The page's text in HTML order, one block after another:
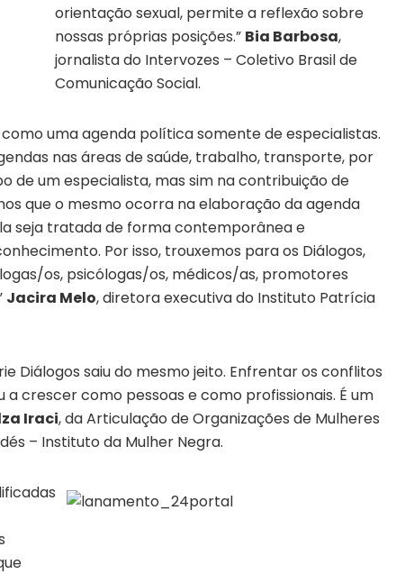
orientação sexual, permite a reflexão sobre
nossas próprias posições.” Bia Barbosa,
jornalista do Intervozes – Coletivo Brasil de
Comunicação Social.
uma agenda política somente de especialistas.
nas áreas de saúde, trabalho, transporte, por
de um especialista, mas sim na contribuição de
que o mesmo ocorra na elaboração da agenda
seja tratada de forma contemporânea e
Por isso, trouxemos para os Diálogos,
os, psicólogas/os, médicos/as, promotores
Jacira Melo, diretora executiva do Instituto Patrícia
Diálogos saiu do mesmo jeito. Enfrentar os conflitos
crescer como pessoas e como profissionais. É um
Iraci, da Articulação de Organizações de Mulheres
– Instituto da Mulher Negra.